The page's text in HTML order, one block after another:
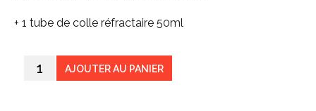
+ 1 tube de colle réfractaire 50ml
AJOUTER AU PANIER